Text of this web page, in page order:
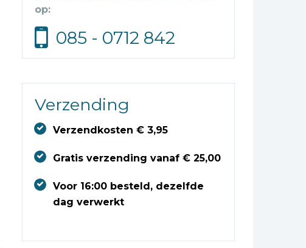
op:
085 - 0712 842
Verzending
Verzendkosten € 3,95
Gratis verzending vanaf € 25,00
Voor 16:00 besteld, dezelfde
dag verwerkt